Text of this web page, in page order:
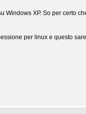
XP. So per certo
per linux e questo